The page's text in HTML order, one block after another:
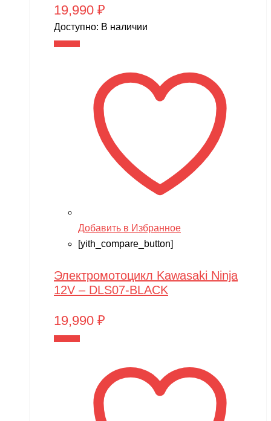
19,990 ₽
Доступно: В наличии
Добавить в Избранное
[yith_compare_button]
Электромотоцикл Kawasaki Ninja
12V – DLS07-BLACK
19,990 ₽